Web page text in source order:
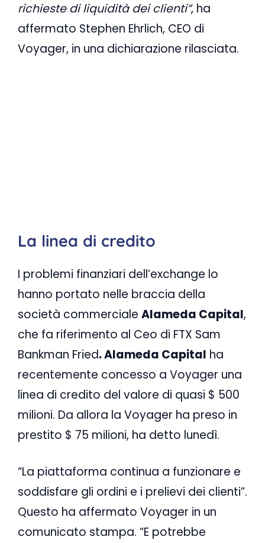
richieste di liquidità dei clienti”, ha
affermato Stephen Ehrlich, CEO di
Voyager, in una dichiarazione rilasciata.
La linea di credito
I problemi finanziari dell’exchange lo
hanno portato nelle braccia della
società commerciale Alameda Capital,
che fa riferimento al Ceo di FTX Sam
Bankman Fried. Alameda Capital ha
recentemente concesso a Voyager una
linea di credito del valore di quasi $ 500
milioni. Da allora la Voyager ha preso in
prestito $ 75 milioni, ha detto lunedì.
“La piattaforma continua a funzionare e
soddisfare gli ordini e i prelievi dei clienti”.
Questo ha affermato Voyager in un
comunicato stampa. “E potrebbe